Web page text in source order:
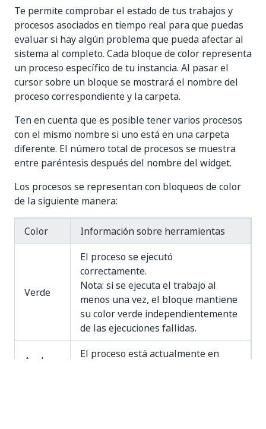
Te permite comprobar el estado de tus trabajos y
procesos asociados en tiempo real para que puedas
evaluar si hay algún problema que pueda afectar al
sistema al completo. Cada bloque de color representa
un proceso específico de tu instancia. Al pasar el
cursor sobre un bloque se mostrará el nombre del
proceso correspondiente y la carpeta.
Ten en cuenta que es posible tener varios procesos
con el mismo nombre si uno está en una carpeta
diferente. El número total de procesos se muestra
entre paréntesis después del nombre del widget.
Los procesos se representan con bloqueos de color
de la siguiente manera:
Color Información sobre herramientas
Verde
El proceso se ejecutó
correctamente.
Nota: si se ejecuta el trabajo al
menos una vez, el bloque mantiene
su color verde independientemente
de las ejecuciones fallidas.
Azul
El proceso está actualmente en